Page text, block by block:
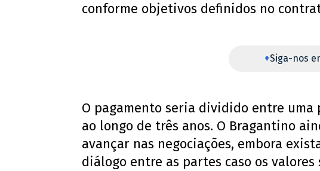
conforme objetivos definidos no
+Siga-nos
O pagamento seria dividido entre
ao longo de três anos. O Bragantino
avançar nas negociações, embora
diálogo entre as partes caso os valores